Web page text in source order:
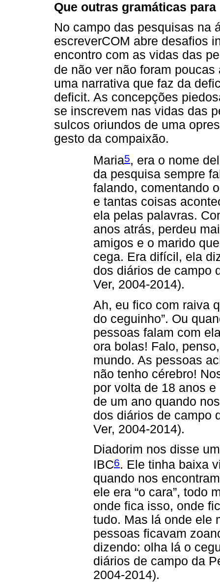
Que outras gramáticas
No campo das pesquisas na
escreverCOM abre desafios
encontro com as vidas das
de não ver não foram
uma narrativa que faz da
deficit. As concepções
se inscrevem nas vidas das
sulcos oriundos de uma
gesto da compaixão.
Maria5, era o nome
da pesquisa sempre
falando, comentando
e tantas coisas
ela pelas palavras.
anos atrás, perdeu
amigos e o marido
cega. Era difícil, ela
dos diários de campo
Ver, 2004-2014).
Ah, eu fico com raiva
do ceguinho”. Ou
pessoas falam com
ora bolas! Falo,
mundo. As pessoas
não tenho cérebro!
por volta de 18 anos
de um ano quando
dos diários de campo
Ver, 2004-2014).
Diadorim nos disse
IBC6. Ele tinha baixa
quando nos
ele era “o cara”, todo
onde fica isso, onde
tudo. Mas lá onde ele
pessoas ficavam
dizendo: olha lá o
diários de campo da
2004-2014).